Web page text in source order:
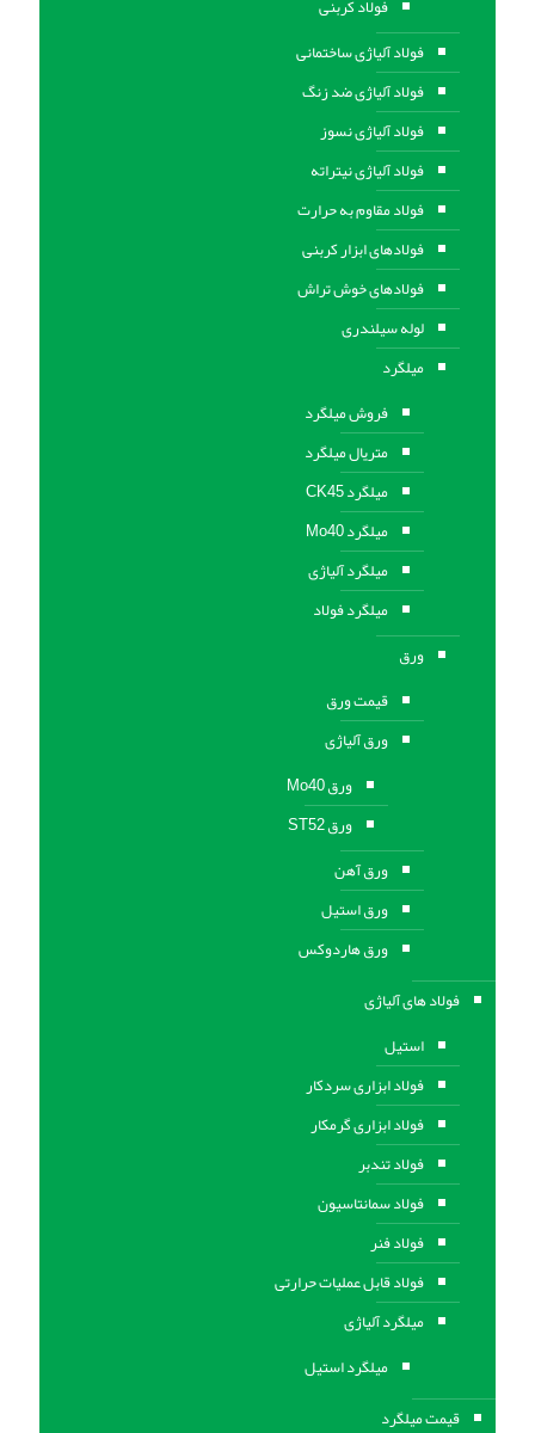
فولاد کربنی
فولاد آلیاژی ساختمانی
فولاد آلیاژی ضد زنگ
فولاد آلیاژی نسوز
فولاد آلیاژی نیتراته
فولاد مقاوم به حرارت
فولادهای ابزار کربنی
فولادهای خوش تراش
لوله سیلندری
میلگرد
فروش میلگرد
متریال میلگرد
میلگرد CK45
میلگرد Mo40
میلگرد آلیاژی
میلگرد فولاد
ورق
قیمت ورق
ورق آلیاژی
ورق Mo40
ورق ST52
ورق آهن
ورق استيل
ورق هاردوکس
فولاد های آلیاژی
استیل
فولاد ابزاری سردکار
فولاد ابزاری گرمکار
فولاد تندبر
فولاد سمانتاسیون
فولاد فنر
فولاد قابل عملیات حرارتی
ميلگرد آلیاژی
میلگرد استیل
قیمت میلگرد